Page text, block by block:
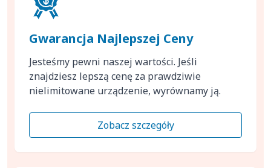
Gwarancja Najlepszej Ceny
Jesteśmy pewni naszej wartości. Jeśli
znajdziesz lepszą cenę za prawdziwie
nielimitowane urządzenie, wyrównamy ją.
Zobacz szczegóły